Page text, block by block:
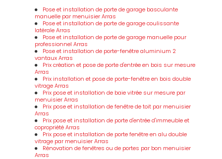
Pose et installation de porte de garage basculante
manuelle par menuisier Arras
Pose et installation de porte de garage coulissante
latérale Arras
Pose et installation de porte de garage manuelle pour
professionnel Arras
Pose et installation de porte-fenêtre aluminium 2
vantaux Arras
Prix création et pose de porte d'entrée en bois sur mesure
Arras
Prix installation et pose de porte-fenêtre en bois double
vitrage Arras
Prix pose et installation de baie vitrée sur mesure par
menuisier Arras
Prix pose et installation de fenêtre de toit par menuisier
Arras
Prix pose et installation de porte d'entrée d'immeuble et
copropriété Arras
Prix pose et installation de porte fenêtre en alu double
vitrage par menuisier Arras
Rénovation de fenêtres ou de portes par bon menuisier
Arras